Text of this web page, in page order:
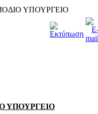
ΥΠΟΥΡΓΕΙΟ
ΥΠΟΥΡΓΕΙΟ